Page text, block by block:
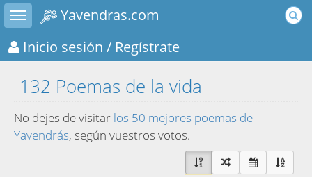
Toggle sidebar
Yavendras.com
Inicio sesión / Regístrate
132 Poemas de la vida
No dejes de visitar los 50 mejores poemas de
Yavendrás, según vuestros votos.